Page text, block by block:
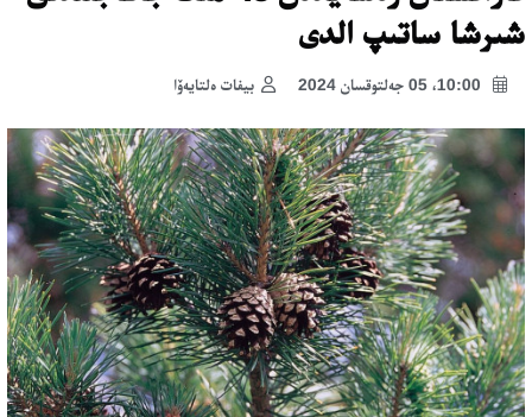
شىرشا ساتىپ الدى
بيفات ەلتايەۆا